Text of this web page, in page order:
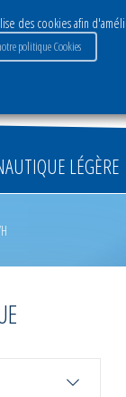
Groupe Activités
LÉGÈRE
des cookies afin
politique Cookies